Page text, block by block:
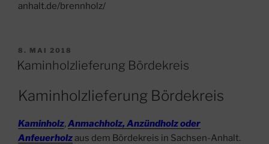
anhalt.de/brennholz/
VERÖFFENTLICHT
AM
8. MAI 2018
Kaminholzlieferung Bördekreis
Kaminholzlieferung Bördekreis
Kaminholz, Anmachholz, Anzündholz oder
Anfeuerholz aus dem Bördekreis in Sachsen-Anhalt.